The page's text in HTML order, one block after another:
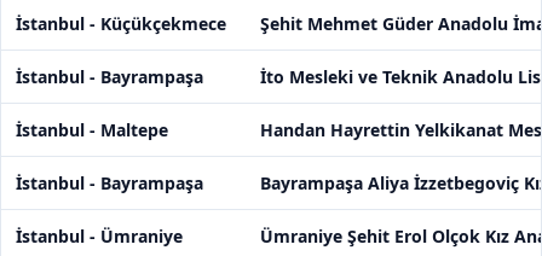
İstanbul - Küçükçekmece Şehit Mehmet Güder Anadolu
İstanbul - Bayrampaşa İto Mesleki ve Teknik Anadolu
İstanbul - Maltepe Handan Hayrettin Yelkikanat
İstanbul - Bayrampaşa Bayrampaşa Aliya İzzetbegoviç
İstanbul - Ümraniye Ümraniye Şehit Erol Olçok Kız